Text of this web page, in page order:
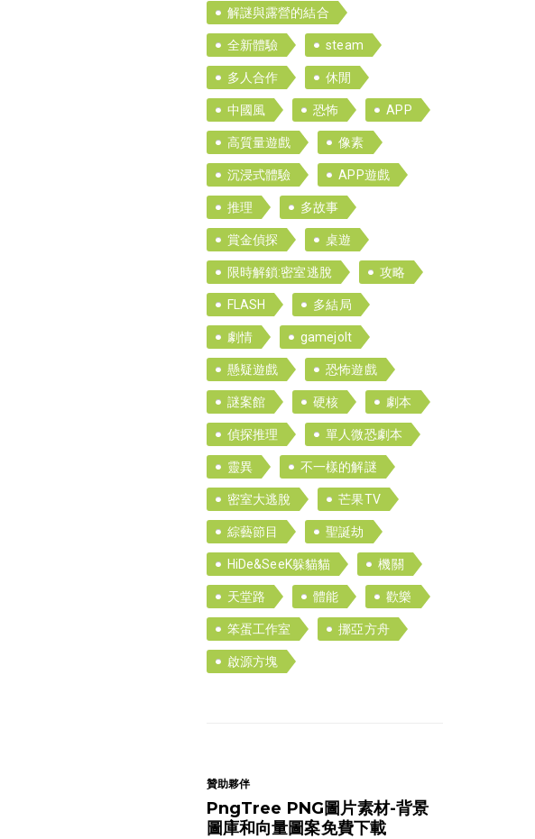
解謎與露營的結合
全新體驗 steam
多人合作 休閒
中國風 恐怖 APP
高質量遊戲 像素
沉浸式體驗 APP遊戲
推理 多故事
賞金偵探 桌遊
限時解鎖:密室逃脫 攻略
FLASH 多結局
劇情 gamejolt
懸疑遊戲 恐怖遊戲
謎案館 硬核 劇本
偵探推理 單人微恐劇本
靈異 不一樣的解謎
密室大逃脫 芒果TV
綜藝節目 聖誕劫
HiDe&SeeK躲貓貓 機關
天堂路 體能 歡樂
笨蛋工作室 挪亞方舟
啟源方塊
贊助夥伴
PngTree PNG圖片素材-背景
圖庫和向量圖案免費下載